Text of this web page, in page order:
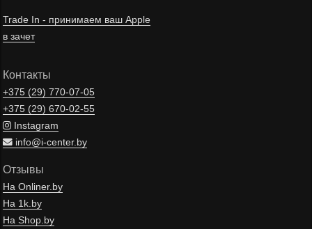
Trade In - принимаем ваш Apple
в зачет
Контакты
+375 (29)770-07-05
+375 (29)670-02-55
Instagram
info@i-center.by
Отзывы
На Onliner.by
На 1k.by
На Shop.by